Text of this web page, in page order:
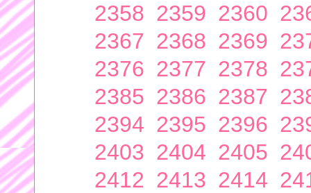
2358 2359 2360
2367 2368 2369
2376 2377 2378
2385 2386 2387
2394 2395 2396
2403 2404 2405
2412 2413 2414